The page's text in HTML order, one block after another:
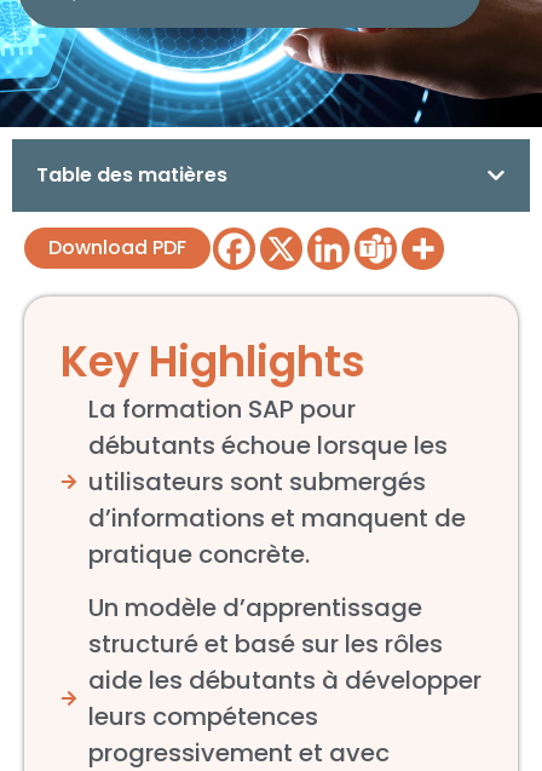
Table des matières
Download PDF
Key Highlights
La formation SAP pour
débutants échoue lorsque les
utilisateurs sont submergés
d’informations et manquent de
pratique concrète.
Un modèle d’apprentissage
structuré et basé sur les rôles
aide les débutants à développer
leurs compétences
progressivement et avec